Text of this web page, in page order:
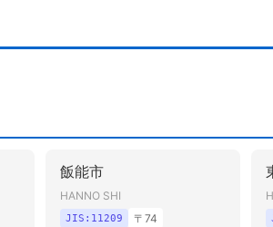
飯能市
HANNO SHI
JIS: 11209 〒 74